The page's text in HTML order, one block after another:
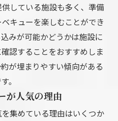
している施設も多く、準備
キューを楽しむことができ
みが可能かどうかは施設に
認することをおすすめしま
が埋まりやすい傾向がある
。
が人気の理由
集めている理由はいくつか